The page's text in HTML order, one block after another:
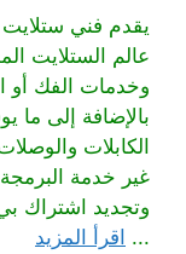
يقدم فني
عالم الستلايت
وخدمات الفك أو
بالإضافة إلى ما
الكابلات
غير خدمة
وتجديد اشتراك
... اقرأ المزيد